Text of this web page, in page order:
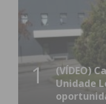
1
(VÍDEO)
Unidade